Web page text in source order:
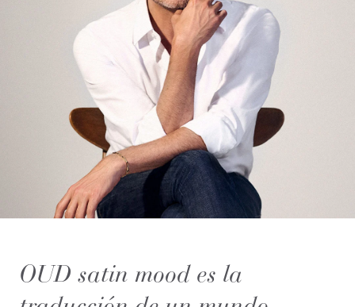
OUD satin mood es la